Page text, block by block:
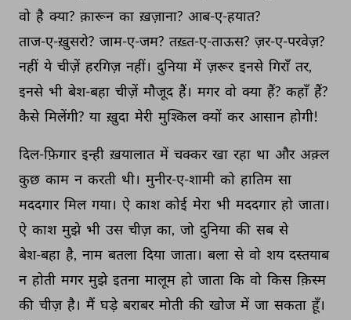
वो है क्या? क़ारून का ख़ज़ाना? आब-ए-हयात?
ताज-ए-ख़ुसरो? जाम-ए-जम? तख़्त-ए-ताऊस? ज़र-ए-परवेज़?
नहीं ये चीज़ें हरगिज़ नहीं। दुनिया में ज़रूर इनसे गिराँ तर,
इनसे भी बेश-बहा चीज़ें मौजूद हैं। मगर वो क्या हैं? कहाँ हैं?
कैसे मिलेंगी? या ख़ुदा मेरी मुश्किल क्यों कर आसान होगी!
दिल-फ़िगार इन्ही ख़यालात में चक्कर खा रहा था और अक़्ल
कुछ काम न करती थी। मुनीर-ए-शामी को हातिम सा
मददगार मिल गया। ऐ काश कोई मेरा भी मददगार हो जाता।
ऐ काश मुझे भी उस चीज़ का, जो दुनिया की सब से
बेश-बहा है, नाम बतला दिया जाता। बला से वो शय दस्तयाब
न होती मगर मुझे इतना मालूम हो जाता कि वो किस क़िस्म
की चीज़ है। मैं घड़े बराबर मोती की खोज में जा सकता हूँ।